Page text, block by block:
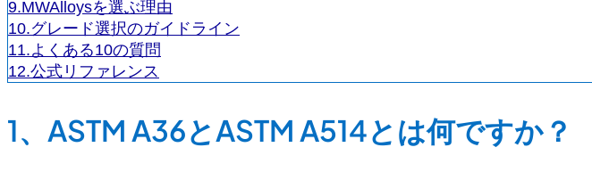
9.MWAlloysを選ぶ理由
10.グレード選択のガイドライン
11.よくある10の質問
12.公式リファレンス
1、ASTM A36とASTM A514とは何ですか？